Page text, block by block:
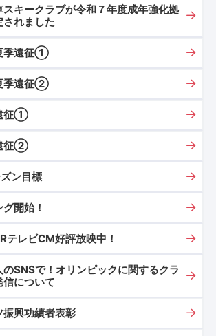
キークラブが令和７年度成年強化拠
されました
季遠征①
季遠征②
征➀
征➁
ン目標
開始！
テレビCM好評放映中！
のSNSで！オリンピックに関するクラ
信について
興功績者表彰